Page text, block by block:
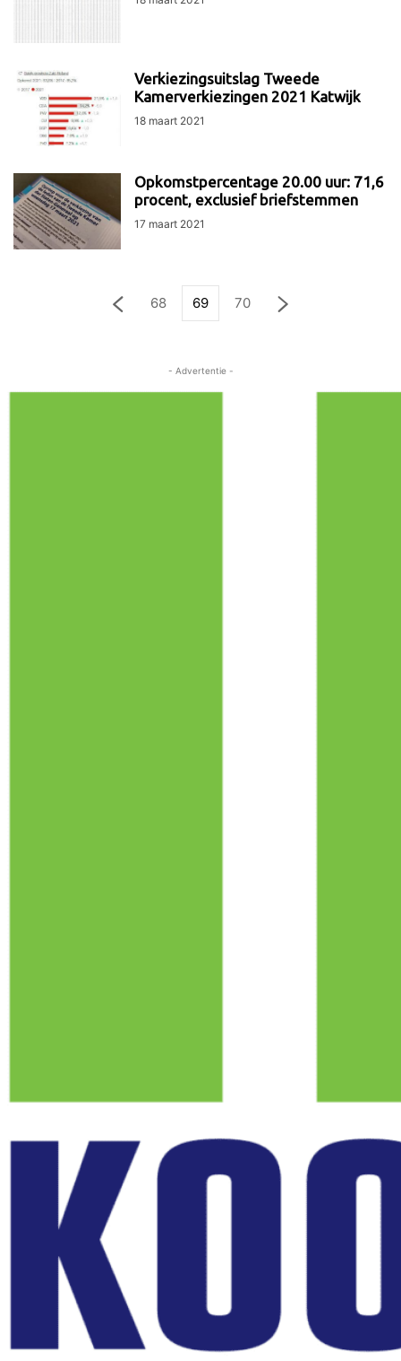
Verkiezingsuitslag Tweede
Kamerverkiezingen 2021 Katwijk
18 maart 2021
Opkomstpercentage 20.00 uur: 71,6
procent, exclusief briefstemmen
17 maart 2021
68 69 70
- Advertentie -